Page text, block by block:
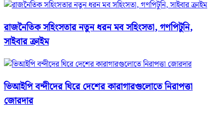
রাজনৈতিক সহিংসতার নতুন ধরন মব সহিংসতা, গণপিটুনি,
সাইবার ক্রাইম
ভিআইপি বন্দীদের ঘিরে দেশের কারাগারগুলোতে নিরাপত্তা
জোরদার